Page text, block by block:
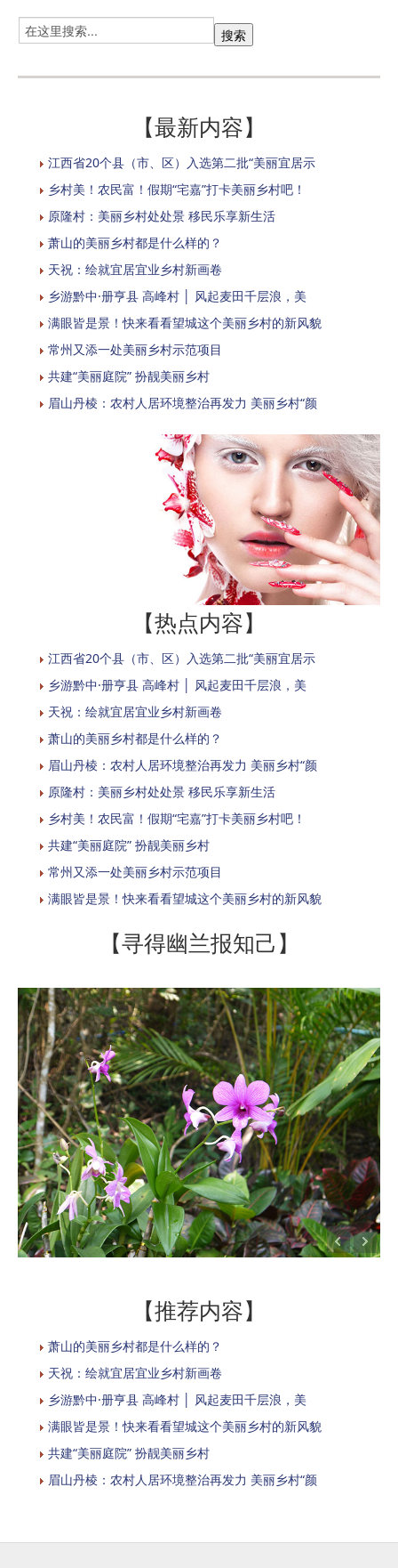
【最新内容】
江西省20个县（市、区）入选第二批“美丽宜居示
乡村美！农民富！假期“宅嘉”打卡美丽乡村吧！
原隆村：美丽乡村处处景 移民乐享新生活
萧山的美丽乡村都是什么样的？
天祝：绘就宜居宜业乡村新画卷
乡游黔中·册亨县 高峰村 │ 风起麦田千层浪，美
满眼皆是景！快来看看望城这个美丽乡村的新风貌
常州又添一处美丽乡村示范项目
共建“美丽庭院” 扮靓美丽乡村
眉山丹棱：农村人居环境整治再发力 美丽乡村“颜
【热点内容】
江西省20个县（市、区）入选第二批“美丽宜居示
乡游黔中·册亨县 高峰村 │ 风起麦田千层浪，美
天祝：绘就宜居宜业乡村新画卷
萧山的美丽乡村都是什么样的？
眉山丹棱：农村人居环境整治再发力 美丽乡村“颜
原隆村：美丽乡村处处景 移民乐享新生活
乡村美！农民富！假期“宅嘉”打卡美丽乡村吧！
共建“美丽庭院” 扮靓美丽乡村
常州又添一处美丽乡村示范项目
满眼皆是景！快来看看望城这个美丽乡村的新风貌
【寻得幽兰报知己】
【推荐内容】
萧山的美丽乡村都是什么样的？
天祝：绘就宜居宜业乡村新画卷
乡游黔中·册亨县 高峰村 │ 风起麦田千层浪，美
满眼皆是景！快来看看望城这个美丽乡村的新风貌
共建“美丽庭院” 扮靓美丽乡村
眉山丹棱：农村人居环境整治再发力 美丽乡村“颜